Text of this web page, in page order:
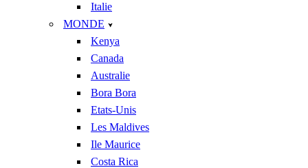
Italie
MONDE
Kenya
Canada
Australie
Bora Bora
Etats-Unis
Les Maldives
Ile Maurice
Costa Rica